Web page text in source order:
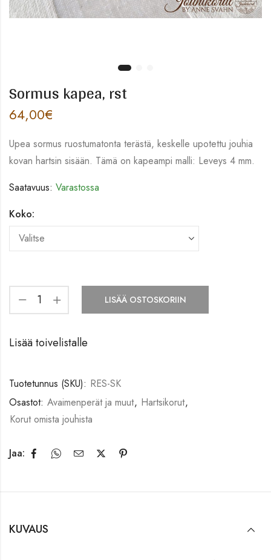
Sormus kapea, rst
64,00€
Upea sormus ruostumatonta terästä, keskelle upotettu jouhia
kovan hartsin sisään. Tämä on kapeampi malli: Leveys 4 mm.
Saatavuus: Varastossa
Koko:
LISÄÄ OSTOSKORIIN
Lisää toivelistalle
Tuotetunnus (SKU): RES-SK
Osastot: Avaimenperät ja muut, Hartsikorut,
Korut omista jouhista
Jaa:
KUVAUS